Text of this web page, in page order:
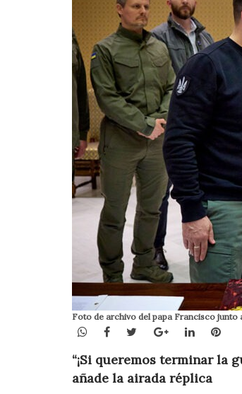
Foto de archivo del papa Francisco
WhatsApp
Facebook
TwitterGoogle+LinkedIn
“¡Si queremos terminar la
añade la airada réplica